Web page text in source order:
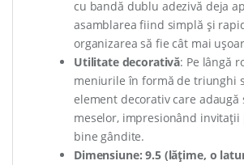
cu bandă dublu adezivă deja
asamblarea fiind simplă și
organizarea să fie cât mai
Utilitate decorativă: Pe lângă
meniurile în formă de triunghi
element decorativ care adaugă
meselor, impresionând
bine gândite.
Dimensiune: 9.5 (lățime, o